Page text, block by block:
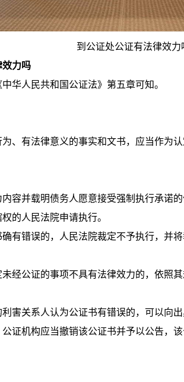
到公证处公证有法律效力
效力吗
人民共和国公证法》第五章可知。
有法律意义的事实和文书，应当作为认
并载明债务人愿意接受强制执行承诺的
的人民法院申请执行。
错误的，人民法院裁定不予执行，并将
公证的事项不具有法律效力的，依照其
关系人认为公证书有错误的，可以向出
证机构应当撤销该公证书并予以公告，